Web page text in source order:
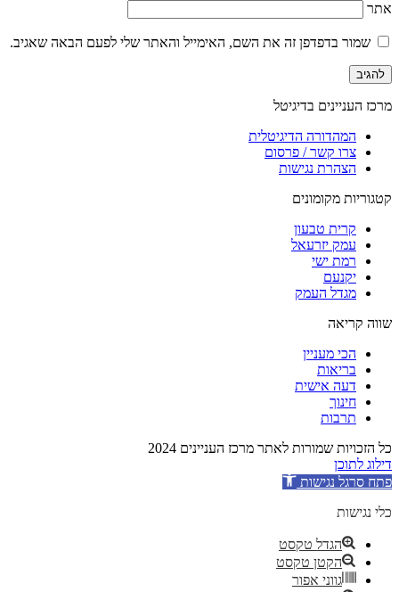
אתר
שמור בדפדפן זה את השם, האימייל והאתר שלי לפעם הבאה שאגיב.
מרכז העניינים בדיגיטל
המהדורה הדיגיטלית
צרו קשר / פרסום
הצהרת נגישות
קטגוריות מקומונים
קרית טבעון
עמק יזרעאל
רמת ישי
יקנעם
מגדל העמק
שווה קריאה
הכי מעניין
בריאות
דעה אישית
חינוך
תרבות
כל הזכויות שמורות לאתר מרכז העניינים 2024
דילוג לתוכן
פתח סרגל נגישות
כלי נגישות
הגדל טקסט
הקטן טקסט
גווני אפור